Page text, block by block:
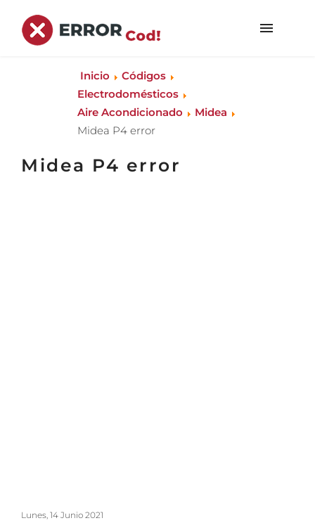
Inicio
Códigos
Electrodomésticos
Aire Acondicionado
Midea
Midea P4 error
Midea P4 error
Lunes, 14 Junio 2021